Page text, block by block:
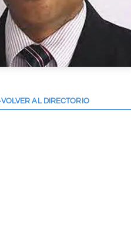
VOLVER AL DIRECTORIO